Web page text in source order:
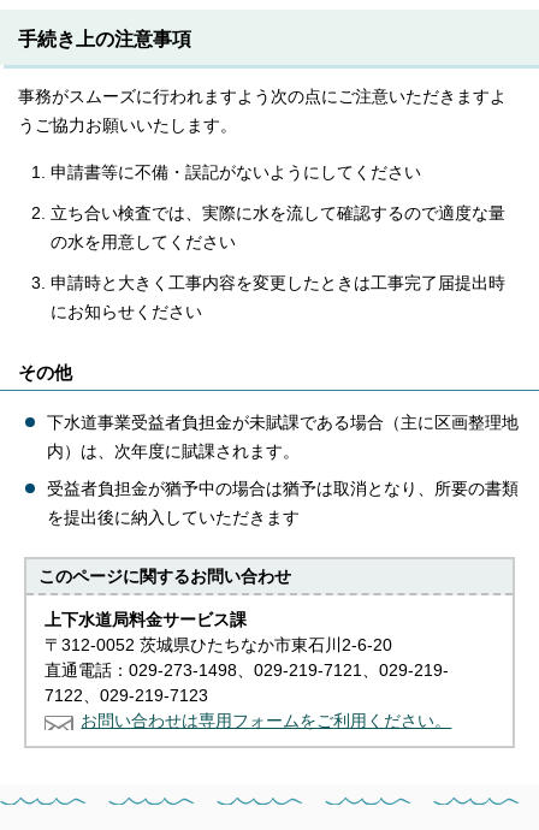
手続き上の注意事項
事務がスムーズに行われますよう次の点にご注意いただきますよ
うご協力お願いいたします。
申請書等に不備・誤記がないようにしてください
立ち合い検査では、実際に水を流して確認するので適度な量
の水を用意してください
申請時と大きく工事内容を変更したときは工事完了届提出時
にお知らせください
その他
下水道事業受益者負担金が未賦課である場合（主に区画整理地
内）は、次年度に賦課されます。
受益者負担金が猶予中の場合は猶予は取消となり、所要の書類
を提出後に納入していただきます
このページに関するお問い合わせ
上下水道局料金サービス課
〒312-0052 茨城県ひたちなか市東石川2-6-20
直通電話：029-273-1498、029-219-7121、029-219-
7122、029-219-7123
お問い合わせは専用フォームをご利用ください。